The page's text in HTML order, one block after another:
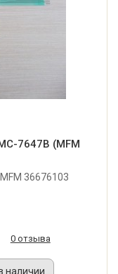
7647B (MFM
36676103
0 отзыва
наличии